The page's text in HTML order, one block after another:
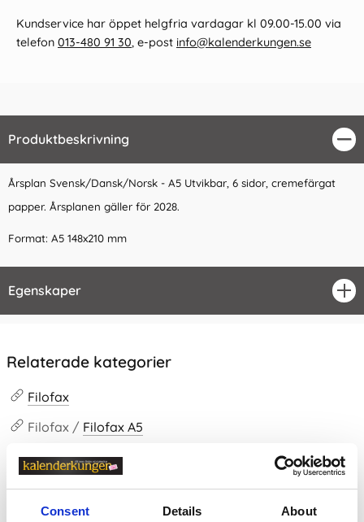
Consent Details About
Kundservice har öppet helgfria vardagar kl 09.00-15.00 via
telefon 013-480 91 30, e-post info@kalenderkungen.se
Produktbeskrivning
Årsplan Svensk/Dansk/Norsk - A5 Utvikbar, 6 sidor, cremefärgat
papper. Årsplanen gäller för 2028.
Format: A5 148x210 mm
Egenskaper
Relaterade kategorier
Filofax
Filofax / Filofax A5
Filofax /Filofax refill
Kalendrar & almanackor för 2027
Filofax / Filofax refill /Filofax A5 refill